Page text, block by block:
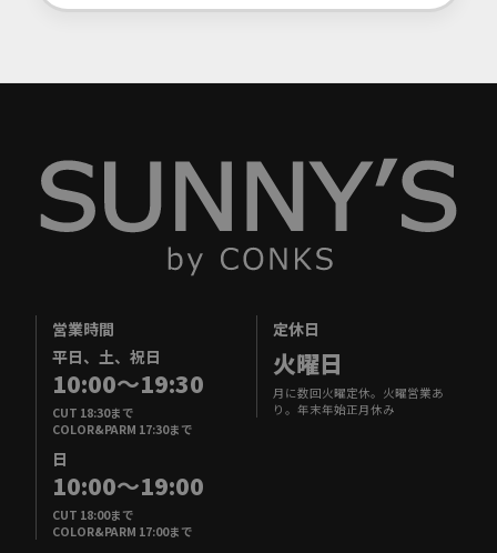
営業時間
平日、土、祝日
10:00～19:30
CUT 18:30まで
COLOR&PARM 17:30まで
日
10:00～19:00
CUT 18:00まで
COLOR&PARM 17:00まで
定休日
火曜日
月に数回火曜定休。火曜営業あ
り。年末年始正月休み